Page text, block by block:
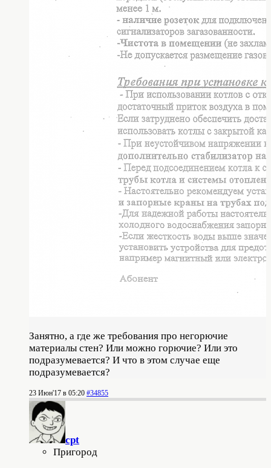
Занятно, а где же требования про негорючие
материалы стен? Или можно горючие? Или это
подразумевается? И что в этом случае еще
подразумевается?
23 Июн'17 в 05:20 #34855
cpt
Пригород